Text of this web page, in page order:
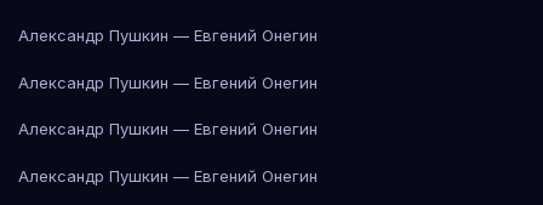
Александр Пушкин — Евгений Онегин
Александр Пушкин — Евгений Онегин
Александр Пушкин — Евгений Онегин
Александр Пушкин — Евгений Онегин